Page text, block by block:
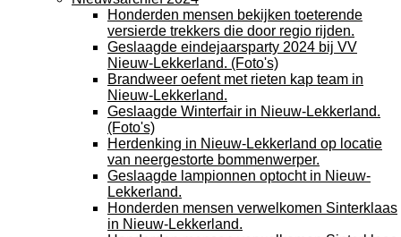
Honderden mensen bekijken toeterende
versierde trekkers die door regio rijden.
Geslaagde eindejaarsparty 2024 bij VV
Nieuw-Lekkerland. (Foto's)
Brandweer oefent met rieten kap team in
Nieuw-Lekkerland.
Geslaagde Winterfair in Nieuw-Lekkerland.
(Foto's)
Herdenking in Nieuw-Lekkerland op locatie
van neergestorte bommenwerper.
Geslaagde lampionnen optocht in Nieuw-
Lekkerland.
Honderden mensen verwelkomen Sinterklaas
in Nieuw-Lekkerland.